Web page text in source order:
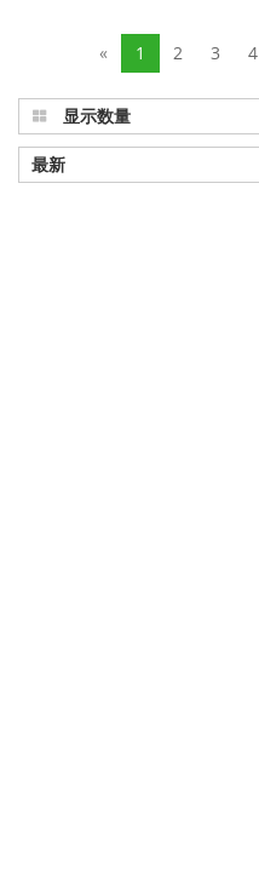
« 1 2 3 4
显示数量
最新